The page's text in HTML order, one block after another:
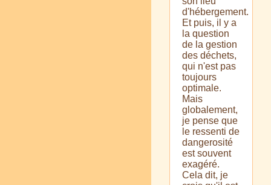
d'hébergement.
Et puis, il y a
la question
de la gestion
des déchets,
qui n'est pas
toujours
optimale.
Mais
globalement,
je pense que
le ressenti de
dangerosité
est souvent
exagéré.
Cela dit, je